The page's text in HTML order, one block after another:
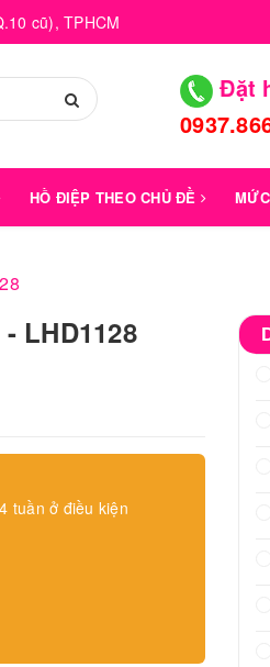
cũ), TPHCM
Đặt
HỒ ĐIỆP THEO CHỦ ĐỀ
LHD1128
tuần ở điều kiện